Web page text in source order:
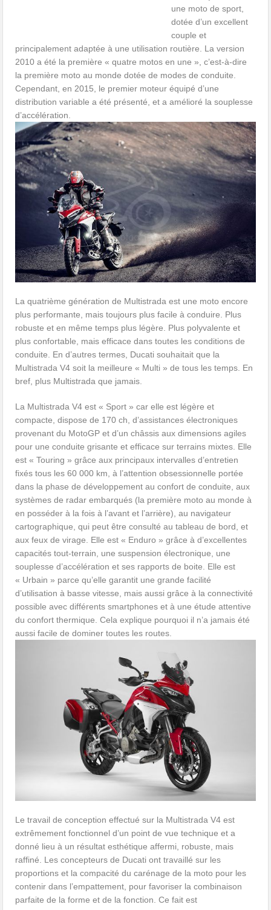
une moto de sport,
dotée d’un excellent
couple et
principalement adaptée à une utilisation routière. La version
2010 a été la première « quatre motos en une », c’est-à-dire
la première moto au monde dotée de modes de conduite.
Cependant, en 2015, le premier moteur équipé d’une
distribution variable a été présenté, et a amélioré la souplesse
d’accélération.
La quatrième génération de Multistrada est une moto encore
plus performante, mais toujours plus facile à conduire. Plus
robuste et en même temps plus légère. Plus polyvalente et
plus confortable, mais efficace dans toutes les conditions de
conduite. En d’autres termes, Ducati souhaitait que la
Multistrada V4 soit la meilleure « Multi » de tous les temps. En
bref, plus Multistrada que jamais.
La Multistrada V4 est « Sport » car elle est légère et
compacte, dispose de 170 ch, d’assistances électroniques
provenant du MotoGP et d’un châssis aux dimensions agiles
pour une conduite grisante et efficace sur terrains mixtes. Elle
est « Touring » grâce aux principaux intervalles d’entretien
fixés tous les 60 000 km, à l’attention obsessionnelle portée
dans la phase de développement au confort de conduite, aux
systèmes de radar embarqués (la première moto au monde à
en posséder à la fois à l’avant et l’arrière), au navigateur
cartographique, qui peut être consulté au tableau de bord, et
aux feux de virage. Elle est « Enduro » grâce à d’excellentes
capacités tout-terrain, une suspension électronique, une
souplesse d’accélération et ses rapports de boite. Elle est
« Urbain » parce qu’elle garantit une grande facilité
d’utilisation à basse vitesse, mais aussi grâce à la connectivité
possible avec différents smartphones et à une étude attentive
du confort thermique. Cela explique pourquoi il n’a jamais été
aussi facile de dominer toutes les routes.
Le travail de conception effectué sur la Multistrada V4 est
extrêmement fonctionnel d’un point de vue technique et a
donné lieu à un résultat esthétique affermi, robuste, mais
raffiné. Les concepteurs de Ducati ont travaillé sur les
proportions et la compacité du carénage de la moto pour les
contenir dans l’empattement, pour favoriser la combinaison
parfaite de la forme et de la fonction. Ce fait est